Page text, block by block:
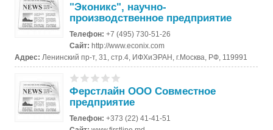
"Эконикс", научно-
производственное предприятие
Телефон:+7 (495) 730-51-26
Сайт:http://www.econix.com
Адрес: Ленинский пр-т, 31, стр.4, ИФХиЭРАН, г.Москва, РФ, 119991
Ферстлайн ООО Совместное
предприятие
Телефон:+373 (22) 41-41-51